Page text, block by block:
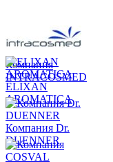
Компания
INTRACOSMED
ELIXAN
AROMATICA
Компания Dr.
DUENNER